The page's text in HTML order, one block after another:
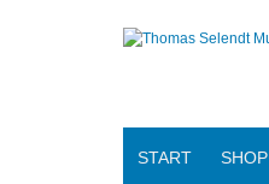
START SHOP